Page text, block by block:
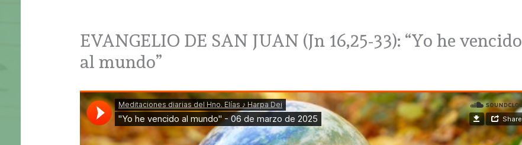
EVANGELIO DE SAN JUAN (Jn 16,25-33): “Yo he vencido
al mundo”